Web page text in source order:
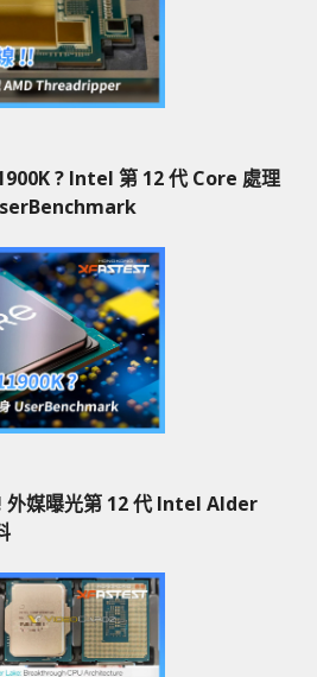
? Intel 第 12 代 Core 處理
外媒曝光第 12 代 Intel Alder